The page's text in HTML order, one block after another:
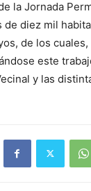
la Jornada
de diez mil
de los
este
y las